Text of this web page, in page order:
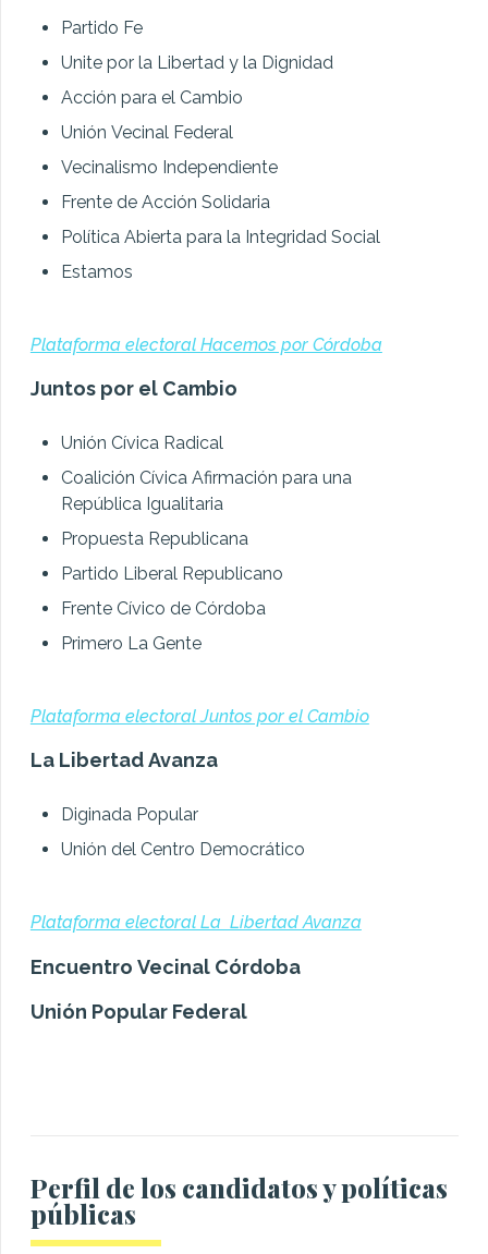
Partido Fe
Unite por la Libertad y la Dignidad
Acción para el Cambio
Unión Vecinal Federal
Vecinalismo Independiente
Frente de Acción Solidaria
Política Abierta para la Integridad Social
Estamos
Plataforma electoral Hacemos por Córdoba
Juntos por el Cambio
Unión Cívica Radical
Coalición Cívica Afirmación para una
República Igualitaria
Propuesta Republicana
Partido Liberal Republicano
Frente Cívico de Córdoba
Primero La Gente
Plataforma electoral Juntos por el Cambio
La Libertad Avanza
Diginada Popular
Unión del Centro Democrático
Plataforma electoral La Libertad Avanza
Encuentro Vecinal Córdoba
Unión Popular Federal
Perfil de los candidatos y políticas
públicas